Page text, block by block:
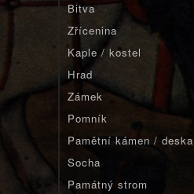
Bitva
Zřícenina
Kaple / kostel
Hrad
Zámek
Pomník
Pamětní kámen / deska
Socha
Památný strom